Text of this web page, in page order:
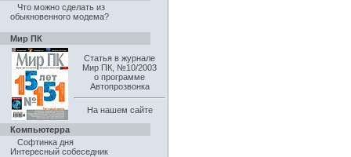
Что можно сделать из
обыкновенного модема?
Мир ПК
Статья в журнале
Мир ПК, №10/2003
о программе
Автопрозвонка
На нашем сайте
Компьютерра
Софтинка дня
Интересный собеседник